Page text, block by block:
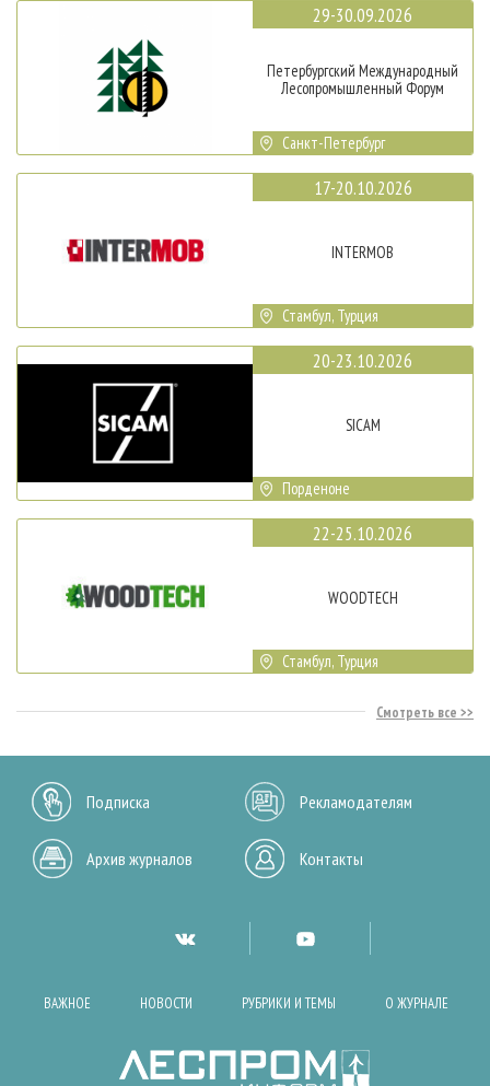
29-30.09.2026
Петербургский Международный
Лесопромышленный Форум
Санкт-Петербург
17-20.10.2026
INTERMOB
Стамбул, Турция
20-23.10.2026
SICAM
Порденоне
22-25.10.2026
WOODTECH
Стамбул, Турция
Смотреть все
Подписка Рекламодателям
Архив журналов Контакты
ВАЖНОЕ НОВОСТИ РУБРИКИ И ТЕМЫ О ЖУРНАЛЕ